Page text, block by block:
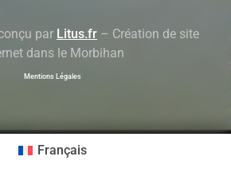
par Litus.fr – Création de site
dans le Morbihan
Mentions Légales
Français